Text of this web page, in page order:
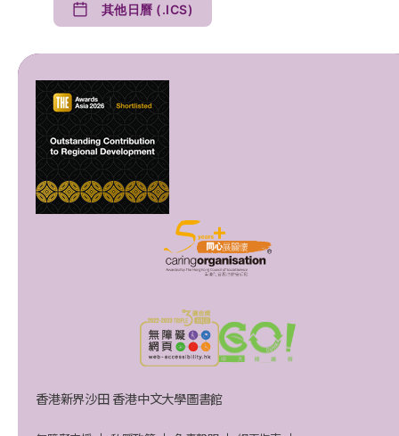
其他日曆 (.ICS)
香港新界沙田 香港中文大學圖書館